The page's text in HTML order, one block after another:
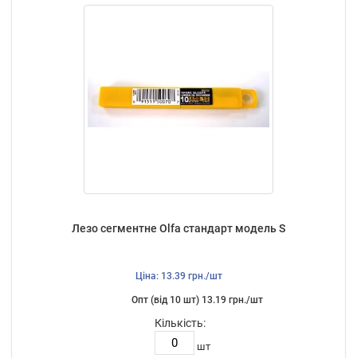
Лезо сегментне Olfa стандарт модель S
Ціна: 13.39 грн./шт
Опт (від 10 шт) 13.19 грн./шт
Кількість:
шт